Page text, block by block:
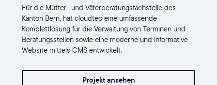
Für die Mütter- und Väterberatungsfachstelle des
Kanton Bern, hat cloudtec eine umfassende
Komplettlösung für die Verwaltung von Terminen und
Beratungsstellen sowie eine moderne und informative
Website mittels CMS entwickelt.
Projekt ansehen